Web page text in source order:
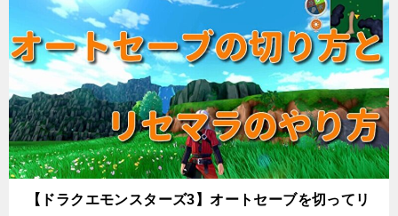
【ドラクエモンスターズ3】オートセーブを切ってリ